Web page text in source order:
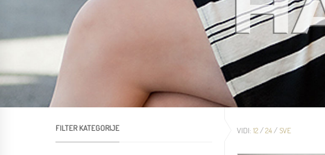
FILTER KATEGORIJE VIDI: 12 /24 / SVE